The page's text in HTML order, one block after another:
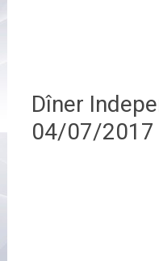
Dîner
04/07/2017